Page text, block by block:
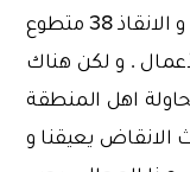
ساكاريا , يشاركنا في عمليات البحث و الانقاذ 38 متطوع
. و لكن هناك
اهل المنطقة
يعيقنا و